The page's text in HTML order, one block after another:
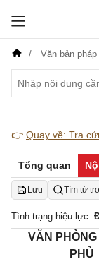
Văn bản
👉 Quay về: Tra
Tổng quan
Lưu Tìm từ
Tình trạng hiệu lực:
VĂN PHÒNG
PHỦ